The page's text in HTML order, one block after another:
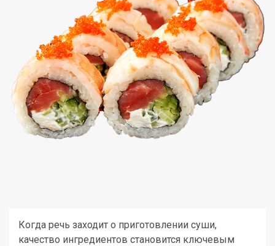
Когда речь заходит о приготовлении суши,
качество ингредиентов становится ключевым